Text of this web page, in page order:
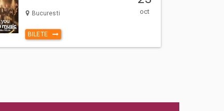
Bucuresti
BILETE
oct